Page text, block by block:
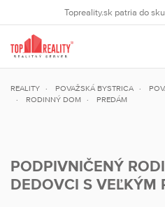
Topreality.sk patria do
REALITY POVAŽSKÁ BYSTRICA
RODINNÝ DOM
PREDÁM
PODPIVNIČENÝ
DEDOVCI S VEĽKÝM